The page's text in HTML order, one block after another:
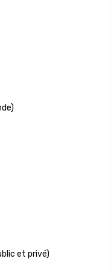
et privé)